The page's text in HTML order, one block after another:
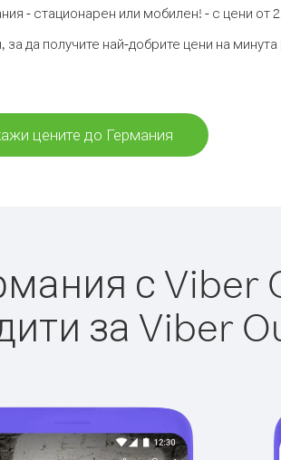
- стационарен или мобилен! - с цени от
за да получите най-добрите цени на
цените до Германия
с Viber
за Viber